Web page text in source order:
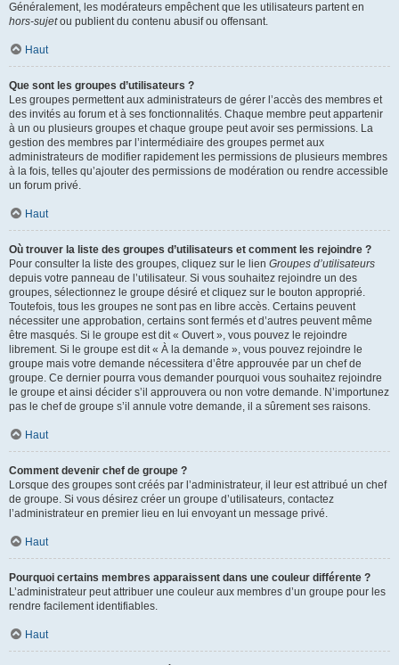
Généralement, les modérateurs empêchent que les utilisateurs partent en
hors-sujetou publient du contenu abusif ou offensant.
Haut
Que sont les groupes d’utilisateurs ?
Les groupes permettent aux administrateurs de gérer l’accès des membres et
des invités au forum et à ses fonctionnalités. Chaque membre peut appartenir
à un ou plusieurs groupes et chaque groupe peut avoir ses permissions. La
gestion des membres par l’intermédiaire des groupes permet aux
administrateurs de modifier rapidement les permissions de plusieurs membres
à la fois, telles qu’ajouter des permissions de modération ou rendre accessible
un forum privé.
Haut
Où trouver la liste des groupes d’utilisateurs et comment les rejoindre ?
Pour consulter la liste des groupes, cliquez sur le lien Groupes d’utilisateurs
depuis votre panneau de l’utilisateur. Si vous souhaitez rejoindre un des
groupes, sélectionnez le groupe désiré et cliquez sur le bouton approprié.
Toutefois, tous les groupes ne sont pas en libre accès. Certains peuvent
nécessiter une approbation, certains sont fermés et d’autres peuvent même
être masqués. Si le groupe est dit « Ouvert », vous pouvez le rejoindre
librement. Si le groupe est dit « À la demande », vous pouvez rejoindre le
groupe mais votre demande nécessitera d’être approuvée par un chef de
groupe. Ce dernier pourra vous demander pourquoi vous souhaitez rejoindre
le groupe et ainsi décider s’il approuvera ou non votre demande. N’importunez
pas le chef de groupe s’il annule votre demande, il a sûrement ses raisons.
Haut
Comment devenir chef de groupe ?
Lorsque des groupes sont créés par l’administrateur, il leur est attribué un chef
de groupe. Si vous désirez créer un groupe d’utilisateurs, contactez
l’administrateur en premier lieu en lui envoyant un message privé.
Haut
Pourquoi certains membres apparaissent dans une couleur différente ?
L’administrateur peut attribuer une couleur aux membres d’un groupe pour les
rendre facilement identifiables.
Haut